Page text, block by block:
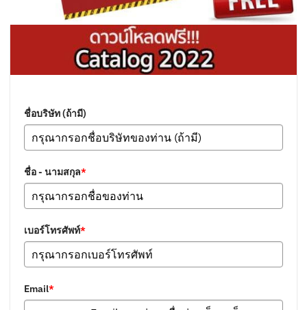
ชื่อบริษัท (ถ้ามี)
ชื่อ - นามสกุล*
เบอร์โทรศัพท์*
Email*